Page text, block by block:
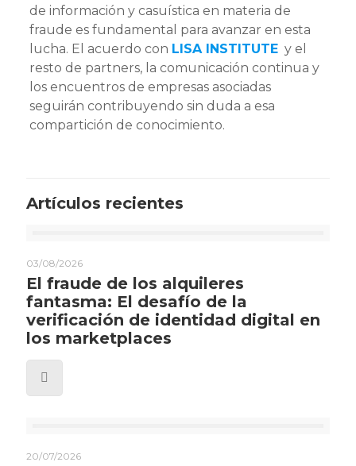
de información y casuística en materia de
fraude es fundamental para avanzar en esta
lucha. El acuerdo con LISA INSTITUTEy el
resto de partners, la comunicación continua y
los encuentros de empresas asociadas
seguirán contribuyendo sin duda a esa
compartición de conocimiento.
Artículos recientes
03/08/2026
El fraude de los alquileres
fantasma: El desafío de la
verificación de identidad digital en
los marketplaces
20/07/2026